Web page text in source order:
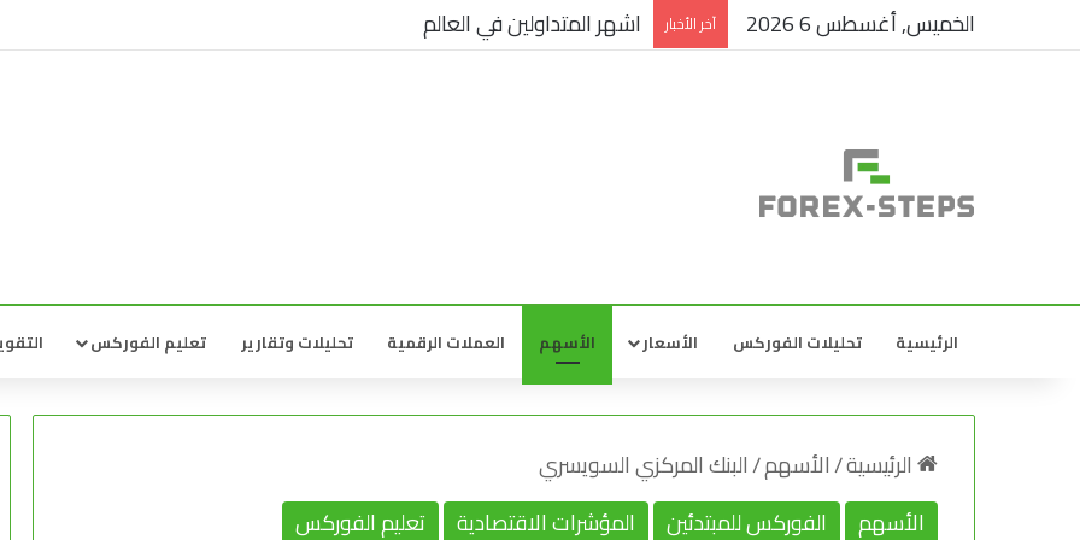
الخميس, أغسطس 6 2026 آخر الأخبار اشهر المتداولين في العالم
الرئيسية تحليلات الفوركس الأسعار الأسهم العملات الرقمية تحليلات وتقارير تعليم الفوركس
الرئيسية/الأسهم/البنك المركزي السويسري
الأسهم
الفوركس للمبتدئين المؤشرات الاقتصادية
تعليم الفوركس